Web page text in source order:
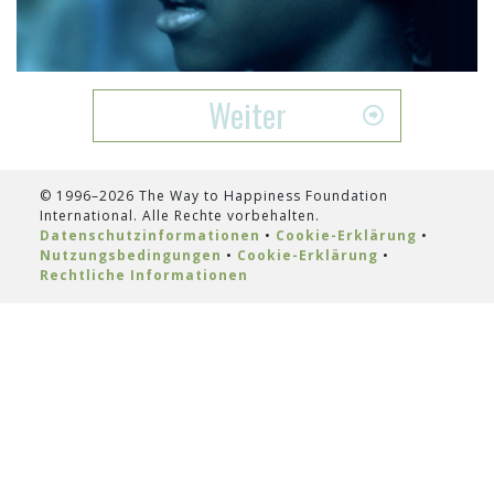
Video
Weiter
© 1996–2026 The Way to Happiness Foundation
International. Alle Rechte vorbehalten.
Datenschutzinformationen • Cookie-Erklärung •
Nutzungsbedingungen • Cookie-Erklärung •
Rechtliche Informationen